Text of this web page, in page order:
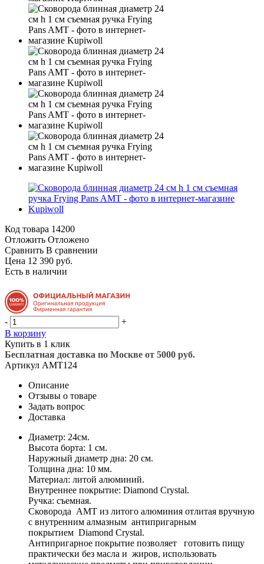
Код товара 14200
Отложить Отложено
Сравнить В сравнении
Цена 12 390 руб.
Есть в наличии
-
+
В корзину
Купить в 1 клик
Бесплатная доставка по Москве от 5000 руб.
Артикул AMT124
Описание
Отзывы о товаре
Задать вопрос
Доставка
Диаметр: 24см.
Высота борта: 1 см.
Наружный диаметр дна: 20 см.
Толщина дна: 10 мм.
Материал: литой алюминий.
Внутреннее покрытие: Diamond Crystal.
Ручка: съемная.
Сковорода AMT из литого алюминия отлитая вручную
с внутренним алмазным антипригарным
покрытием Diamond Crystal.
Антипригарное покрытие позволяет готовить пищу
практически без масла и жиров, использовать